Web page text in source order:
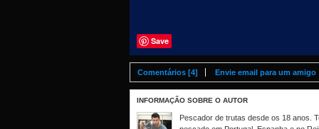
Save
Comentários [4] Envie email para um amigo
INFORMAÇÃO SOBRE O AUTOR
Pescador de trutas desde os 18 anos.